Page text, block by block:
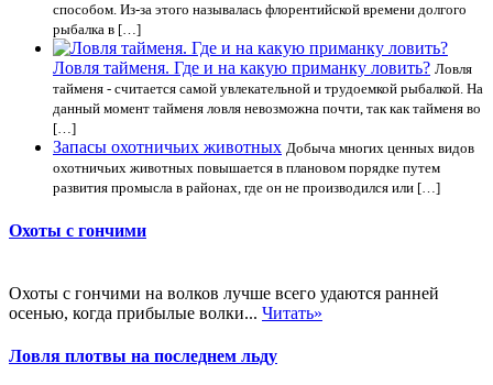
способом. Из-за этого называлась флорентийской времени долгого
рыбалка в […]
Ловля тайменя. Где и на какую приманку ловить? Ловля
тайменя - считается самой увлекательной и трудоемкой рыбалкой. На
данный момент тайменя ловля невозможна почти, так как тайменя во
[…]
Запасы охотничьих животных Добыча многих ценных видов
охотничьих животных повышается в плановом порядке путем
развития промысла в районах, где он не производился или […]
Охоты с гончими
Охоты с гончими на волков лучше всего удаются ранней
осенью, когда прибылые волки... Читать»
Ловля плотвы на последнем льду